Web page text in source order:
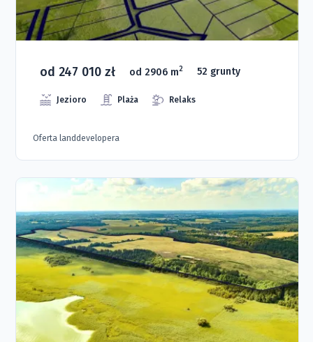
od 247 010 zł od 2906 m2 52 grunty
Jezioro Plaża Relaks
Oferta landdevelopera